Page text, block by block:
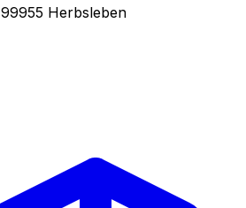
99955 Herbsleben